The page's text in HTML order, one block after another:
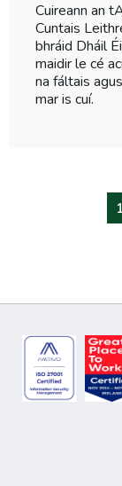
Cuireann an
Cuntais
bhráid Dháil
maidir le cé
na fáltais
mar is cuí.